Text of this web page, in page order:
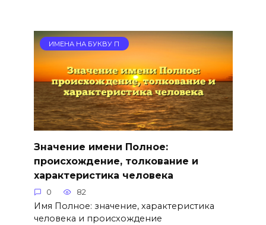
ИМЕНА НА БУКВУ П
Значение имени Полное:
происхождение, толкование и
характеристика человека
0 82
Имя Полное: значение, характеристика
человека и происхождение